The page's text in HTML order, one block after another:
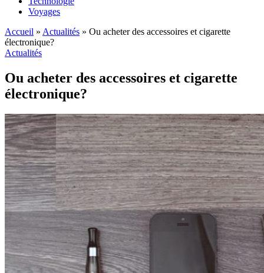
Voyages
Accueil » Actualités » Ou acheter des accessoires et cigarette
électronique?
Actualités
Ou acheter des accessoires et cigarette
électronique?